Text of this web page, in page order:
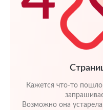
Кажется что-то
Возможно она